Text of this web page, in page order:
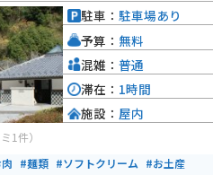
るといわれています。高台の下、参道入
」が見られます。岩場は滑りやすいの
1件）
#麺類 #ソフトクリーム #お土産
駐車： 駐車場あり
予算： 無料
混雑： 普通
滞在： 1時間
施設： 屋内